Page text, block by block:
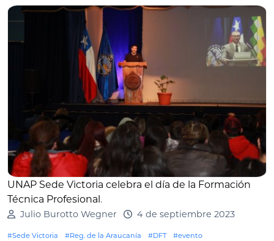
UNAP Sede Victoria celebra el día de la Formación
Técnica Profesional .
Julio Burotto Wegner 4 de septiembre 2023
#Sede Victoria #Reg. de la Araucanía #DFT #evento